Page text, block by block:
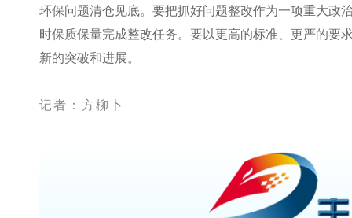
环保问题清仓见底。要把抓好问题整改作为一项重大政
时保质保量完成整改任务。要以更高的标准、更严的要
新的突破和进展。
记者：方柳卜